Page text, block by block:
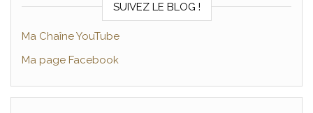
SUIVEZ LE BLOG !
Ma Chaîne YouTube
Ma page Facebook